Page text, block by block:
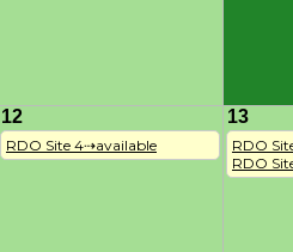
12
RDO Site 4⇢available
13
RDO
RDO